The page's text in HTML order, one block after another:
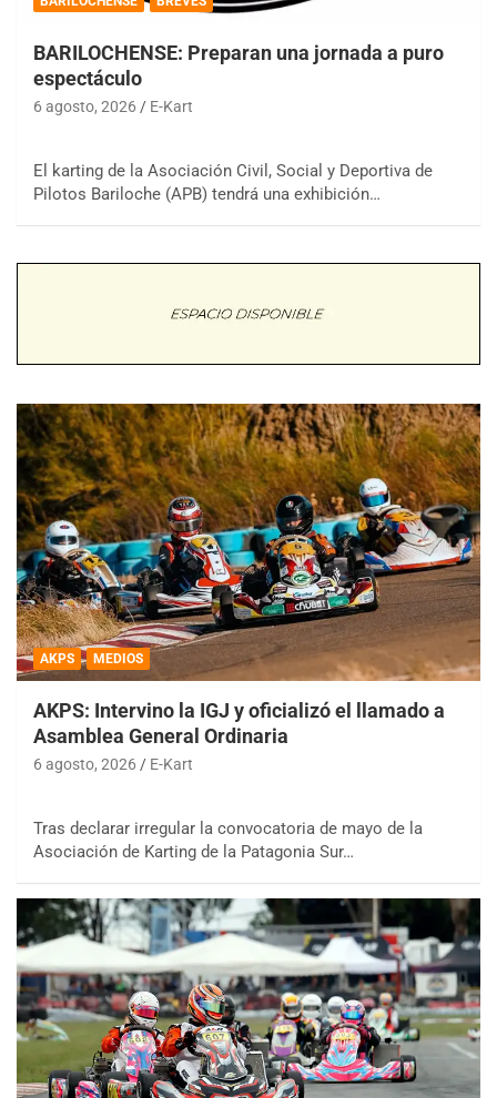
BARILOCHENSE: Preparan una jornada a puro
espectáculo
6 agosto, 2026 E-Kart
El karting de la Asociación Civil, Social y Deportiva de
Pilotos Bariloche (APB) tendrá una exhibición…
AKPS MEDIOS
AKPS: Intervino la IGJ y oficializó el llamado a
Asamblea General Ordinaria
6 agosto, 2026 E-Kart
Tras declarar irregular la convocatoria de mayo de la
Asociación de Karting de la Patagonia Sur…